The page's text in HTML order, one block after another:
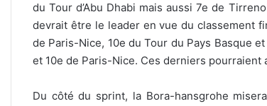
du Tour d’Abu Dhabi mais aussi 7e de
devrait être le leader en vue du classement
de Paris-Nice, 10e du Tour du Pays Basque
et 10e de Paris-Nice. Ces derniers
Du côté du sprint, la Bora-hansgrohe